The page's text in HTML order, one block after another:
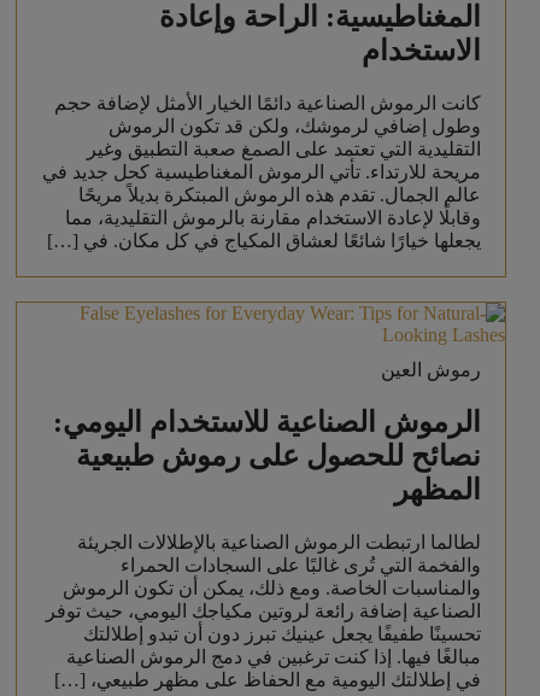
المغناطيسية: الراحة وإعادة
الاستخدام
كانت الرموش الصناعية دائمًا الخيار الأمثل لإضافة حجم
وطول إضافي لرموشك، ولكن قد تكون الرموش
التقليدية التي تعتمد على الصمغ صعبة التطبيق وغير
مريحة للارتداء. تأتي الرموش المغناطيسية كحل جديد في
عالم الجمال. تقدم هذه الرموش المبتكرة بديلاً مريحًا
وقابلًا لإعادة الاستخدام مقارنة بالرموش التقليدية، مما
يجعلها خيارًا شائعًا لعشاق المكياج في كل مكان. في […]
رموش العين
الرموش الصناعية للاستخدام اليومي:
نصائح للحصول على رموش طبيعية
المظهر
لطالما ارتبطت الرموش الصناعية بالإطلالات الجريئة
والفخمة التي تُرى غالبًا على السجادات الحمراء
والمناسبات الخاصة. ومع ذلك، يمكن أن تكون الرموش
الصناعية إضافة رائعة لروتين مكياجك اليومي، حيث توفر
تحسينًا طفيفًا يجعل عينيك تبرز دون أن تبدو إطلالتك
مبالغًا فيها. إذا كنت ترغبين في دمج الرموش الصناعية
في إطلالتك اليومية مع الحفاظ على مظهر طبيعي، […]